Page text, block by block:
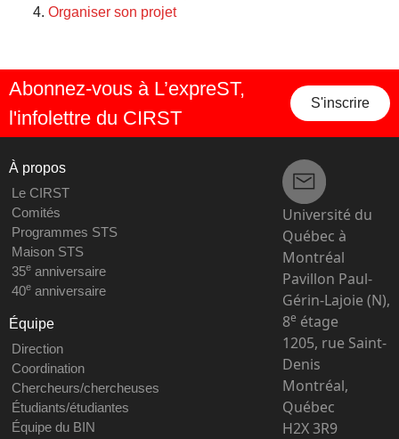
Organiser son projet
Abonnez-vous à L’expreST,
l'infolettre du CIRST
S'inscrire
À propos
Le CIRST
Comités
Programmes STS
Maison STS
35eanniversaire
40eanniversaire
Équipe
Direction
Coordination
Chercheurs/chercheuses
Étudiants/étudiantes
Équipe du BIN
Université du
Québec à
Montréal
Pavillon Paul-
Gérin-Lajoie (N),
8e étage
1205, rue Saint-
Denis
Montréal,
Québec
H2X 3R9